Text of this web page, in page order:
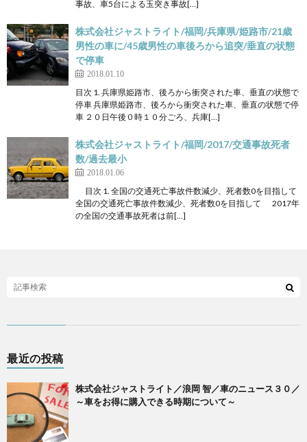
事故、車5台による玉突き事故[…]
株式会社ジャストライト/福岡/兵庫県/姫路市/21歳
男性の車に/45歳男性の車後ろから追突/垂直の状態
で停車
2018.01.10
目次 1. 兵庫県姫路市、後ろから衝突された車、垂直の状態で
停車 兵庫県姫路市、後ろから衝突された車、垂直の状態で停
車 ２０日午後０時１０分ごろ、兵庫[…]
株式会社ジャストライト/福岡/2017/交通事故死者
数/過去最小
2018.01.06
目次 1. 全国の交通死亡事故件数減少、死者数0を目指して
全国の交通死亡事故件数減少、死者数0を目指して 2017年
の全国の交通事故死者は前[…]
最近の投稿
株式会社ジャストライト／浪岡 智／車のニュース３０／
～車をお得に購入できる時期について～